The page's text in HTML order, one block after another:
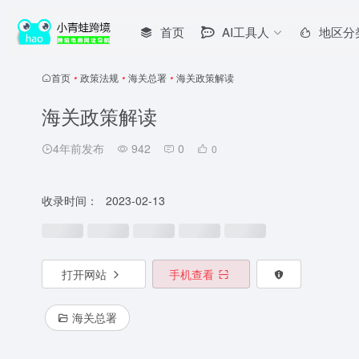
首页 AI工具人 地区分
首页 • 政策法规 • 海关总署 • 海关政策解读
海关政策解读
4年前发布 942 0 0
收录时间： 2023-02-13
打开网站 手机查看
海关总署